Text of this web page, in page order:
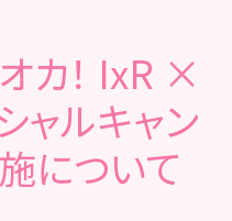
カ！ IxR ×
ャルキャン
について